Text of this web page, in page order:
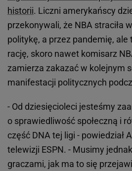
historii. Liczni amerykańscy
przekonywali, że NBA straciła
politykę, a przez pandemię, ale
rację, skoro nawet komisarz
zamierza zakazać w kolejnym
manifestacji politycznych
- Od dziesięcioleci jesteśmy
o sprawiedliwość społeczną i
część DNA tej ligi - powiedział
telewizji ESPN. - Musimy
graczami, jak ma to się